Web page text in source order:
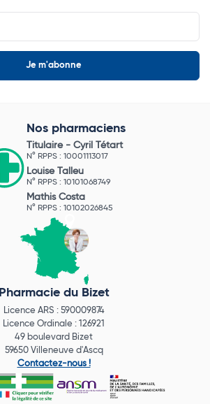
Nos pharmaciens
Titulaire - Cyril Tétart
N° RPPS : 10001113017
Louise Talleu
N° RPPS : 10101068749
Mathis Costa
N° RPPS : 10102026845
Pharmacie du Bizet
Licence ARS : 590009874
Licence Ordinale : 126921
49 boulevard Bizet
59650 Villeneuve d'Ascq
Contactez-nous !